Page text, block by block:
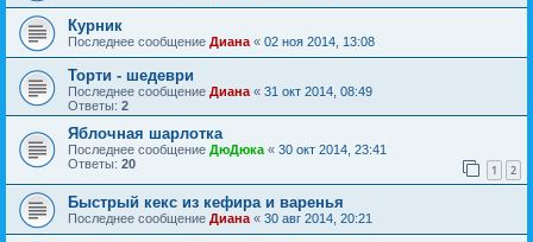
Курник
Последнее сообщение Диана « 02 ноя 2014, 13:08
Торти - шедеври
Последнее сообщение Диана « 31 окт 2014, 08:49
Ответы: 2
Яблочная шарлотка
Последнее сообщение ДюДюка « 30 окт 2014, 23:41
Ответы: 20 1 2
Быстрый кекс из кефира и варенья
Последнее сообщение Диана« 30 авг 2014, 20:21